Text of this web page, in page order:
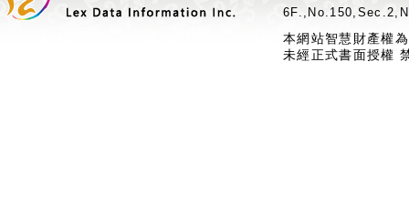
本網站智慧財產權
未經正式書面授權